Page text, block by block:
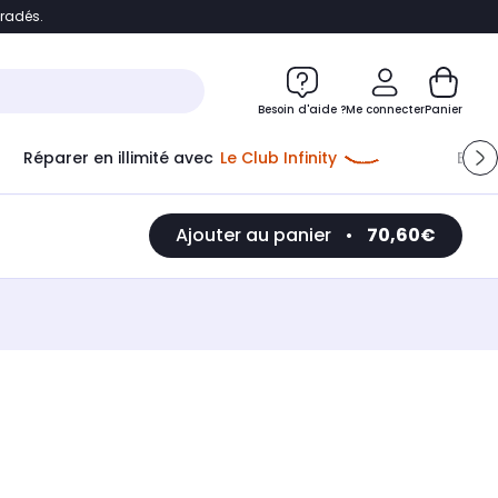
Accéder directement au chatbot
Besoin d'aide ?Me connecterPanier
Réparer en illimité avec Le Club Infinity
Ajouter au panier • 70,60€